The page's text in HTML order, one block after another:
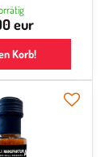
eur
Korb!